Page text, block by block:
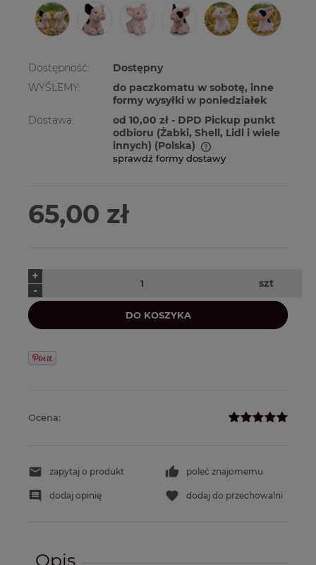
Dostępność:
Dostępny
WYŚLEMY:
do paczkomatu w sobotę, inne
formy wysyłki w poniedziałek
Dostawa:
od 10,00 zł - DPD Pickup punkt
odbioru (Żabki, Shell, Lidl i wiele
innych) (Polska)
Cena nie zawiera ewentualnych kosztów
sprawdź formy dostawy
65,00 zł
-
+
szt
DO KOSZYKA
Ocena:
zapytaj o produkt poleć znajomemu
dodaj opinię dodaj do przechowalni
Opis